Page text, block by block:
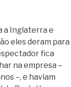
a Inglaterra e
eles deram para
fica
na empresa –
–, e haviam